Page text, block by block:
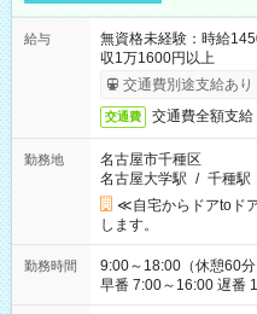
給与
無資格未経験：時給
収1万1600円以上
交通費別途支給あり
交通費 交通費全額支給
勤務地
名古屋市千種区
名古屋大学駅 / 千種駅
≪自宅からドアtoド
します。
勤務時間
9:00～18:00（休憩60分） ■ご希望があれば下記シフトも
早番 7:00～16:00 遅番
と休みを合わせたい」